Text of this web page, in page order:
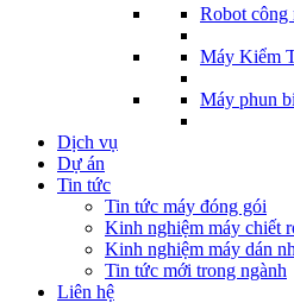
Robot công
Máy Kiểm
Máy phun
Dịch vụ
Dự án
Tin tức
Tin tức máy đóng gói
Kinh nghiệm máy chiết
Kinh nghiệm máy dán
Tin tức mới trong ngành
Liên hệ